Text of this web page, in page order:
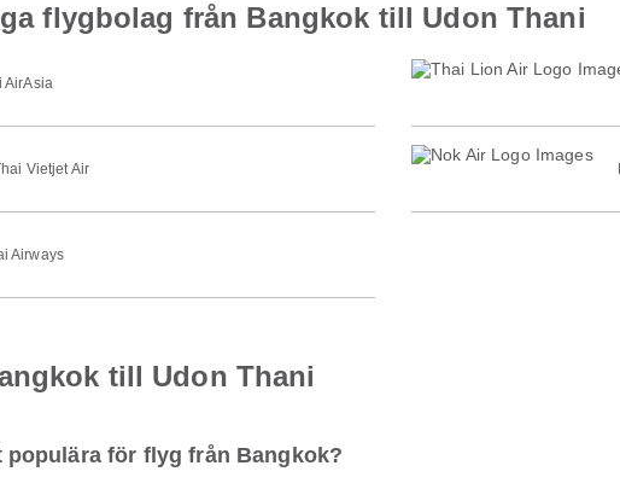
flygbolag från Bangkok till Udon Thani
AirAsia
Vietjet Air
Airways
till Udon Thani
för flyg från Bangkok?